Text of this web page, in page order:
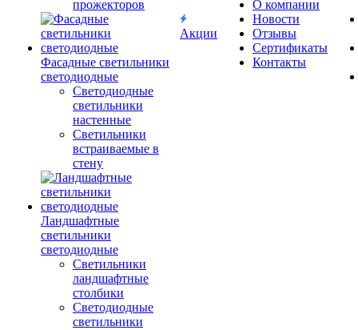
прожекторов
Фасадные светильники
светодиодные
Светодиодные
светильники
настенные
Светильники
встраиваемые в
стену
Ландшафтные
светильники
светодиодные
Светильники
ландшафтные
столбики
Светодиодные
светильники
Акции
О компании
Новости
Отзывы
Сертификаты
Контакты